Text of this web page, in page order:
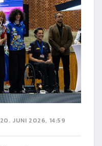
20. JUNI 2026, 14:59